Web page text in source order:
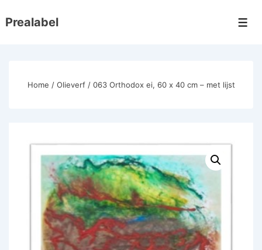
Doorgaan
Prealabel
Home / Olieverf/ 063 Orthodox ei, 60 x 40 cm – met lijst